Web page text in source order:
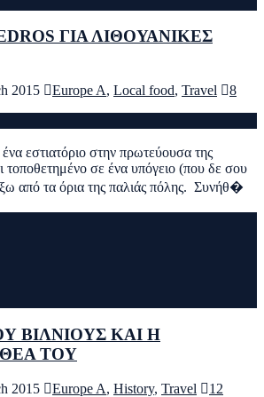
ΓΙΑ ΛΙΘΟΥΑΝΙΚΕΣ
2015 Europe A, Local food, Travel 8
εστιατόριο στην πρωτεύουσα της
τοποθετημένο σε ένα υπόγειο (που δε σου
από τα όρια της παλιάς πόλης. Συνήθ�
ΒΙΛΝΙΟΥΣ ΚΑΙ Η
ΤΟΥ
2015 Europe A, History, Travel 12